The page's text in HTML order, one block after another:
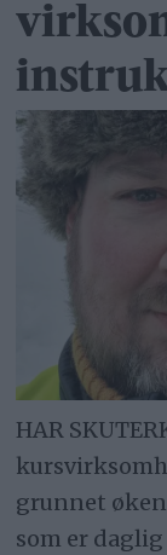
HAR
grunnet
som er